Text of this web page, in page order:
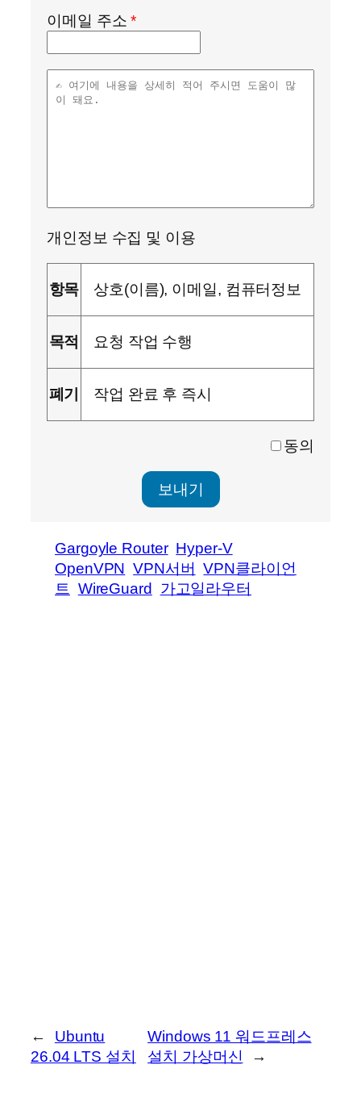
이메일 주소*
개인정보 수집 및 이용
항목 상호(이름), 이메일, 컴퓨터정보
목적 요청 작업 수행
폐기 작업 완료 후 즉시
동의
Gargoyle Router Hyper-V
OpenVPN VPN서버
VPN클라이언
트 WireGuard 가고일라우터
←
Ubuntu
26.04 LTS 설치
Windows 11 워드프레스
설치 가상머신
→